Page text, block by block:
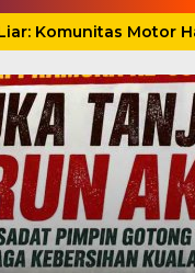
Komunitas Motor